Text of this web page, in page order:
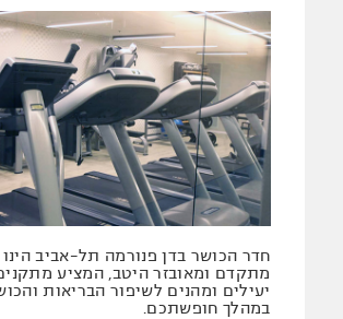
חדר הכושר בדן פנורמה תל-אביב
מתקדם ומאובזר היטב, המציע מתקנים
יעילים ומהנים לשיפור הבריאות
במהלך חופשתכם.